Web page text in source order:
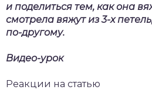
и поделиться тем, как она
смотрела вяжут из 3-х
по-другому.
Видео-урок
Реакции на статью